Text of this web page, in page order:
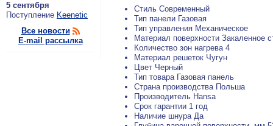
5 сентября
По­ступ­ле­ние Keenetic
Все новости
E-mail рассылка
Стиль Современный
Тип панели Газовая
Тип управления Механическое
Материал поверхности Закаленное
Количество зон нагрева 4
Материал решеток Чугун
Цвет Черный
Тип товара Газовая панель
Страна производства Польша
Производитель Hansa
Срок гарантии 1 год
Наличие шнура Да